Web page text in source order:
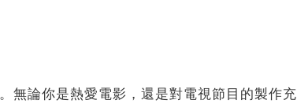
論你是熱愛電影，還是對電視節目的製作充